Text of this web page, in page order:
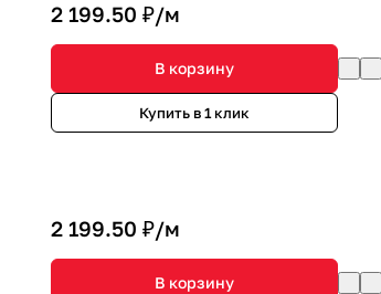
2 199.50 ₽/м
В корзину
Купить в 1 клик
2 199.50 ₽/м
В корзину